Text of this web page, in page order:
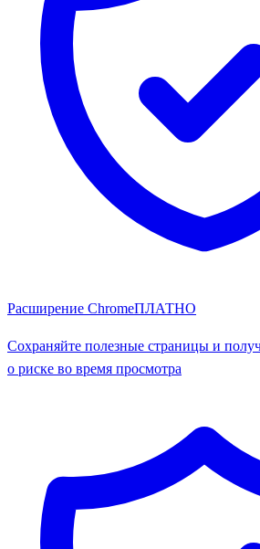
Расширение ChromeПЛАТНО
Сохраняйте полезные страницы и
о риске во время просмотра